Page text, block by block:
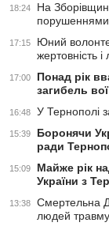
18:24
На
17:15
Юний
жертовність
17:00
Понад рік
загибель
16:48 У Тернополі
15:39
Боронячи
ради
15:09
Майже рік
України з
13:38
Смертельна
людей